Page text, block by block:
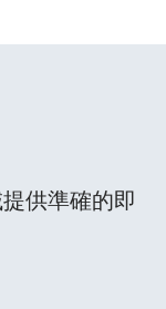
供準確的即